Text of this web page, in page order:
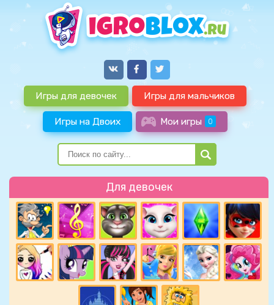
Игры для девочек Игры для мальчиков
Игры на Двоих Мои игры 0
Для девочек